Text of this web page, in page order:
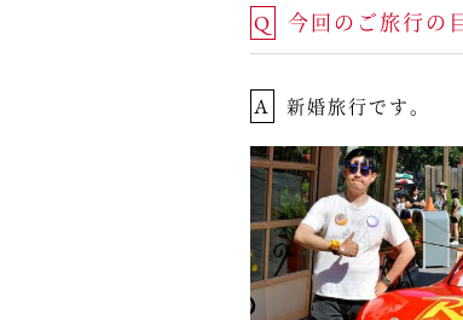
Q 今回のご旅行の
A 新婚旅行です。